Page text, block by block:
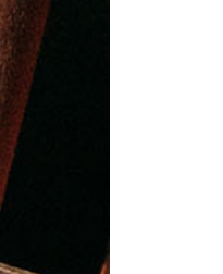
,50